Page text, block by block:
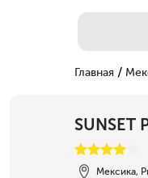
Главная /
SUNSET
Мексика,